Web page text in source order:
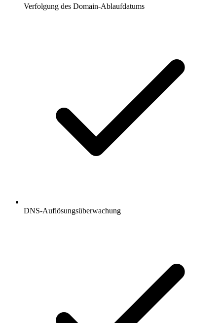
Verfolgung des Domain-Ablaufdatums
DNS-Auflösungsüberwachung